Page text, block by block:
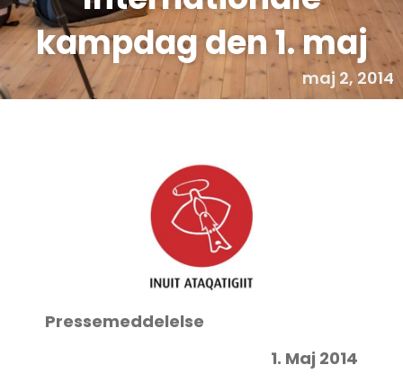
kampdag den 1. maj
maj 2, 2014
Pressemeddelelse
1. Maj 2014